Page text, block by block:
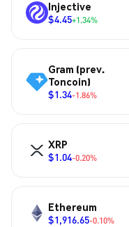
Injective
$4.45+1.34%
Gram (prev.
Toncoin)
$1.34-1.86%
XRP
$1.04-0.20%
Ethereum
$1,916.65-0.10%